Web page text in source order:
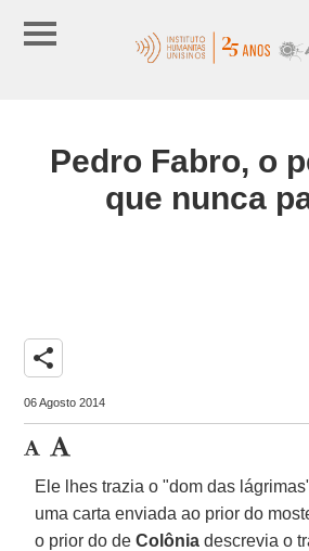
Pedro Fabro, o
que nunca
share
06 Agosto 2014
Ele lhes trazia o "dom das
uma carta enviada ao prior do
o prior do deColônia descrevia o